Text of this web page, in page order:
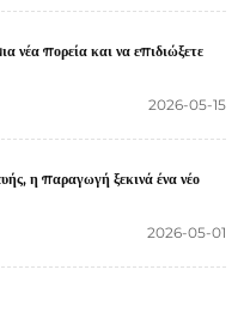
νέα πορεία και να επιδιώξετε
2026-05-15
η παραγωγή ξεκινά ένα νέο
2026-05-01